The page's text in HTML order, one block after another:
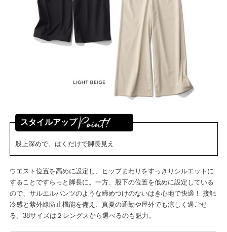
スタイルアップ
股上深めで、はくだけで脚長見え
ウエスト位置を高めに設定し、ヒップまわりをすっきりシルエットに
することですらっと脚長に。一方、股下の位置を低めに設定している
ので、サルエルパンツのような締めつけのないはき心地で快適！ 接触
冷感と紫外線防止機能を備え、真夏の通勤や屋外でも涼しく過ごせ
る。38サイズは２レングスから選べるのも魅力。